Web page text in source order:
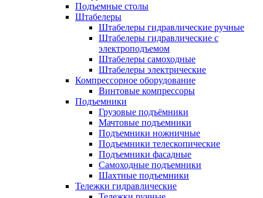
Подъемные столы
Штабелеры
Штабелеры гидравлические ручные
Штабелеры гидравлические с
электроподъемом
Штабелеры самоходные
Штабелеры электрические
Компрессорное оборудование
Винтовые компрессоры
Подъемники
Грузовые подъёмники
Мачтовые подъемники
Подъемники ножничные
Подъемники телескопические
Подъемники фасадные
Самоходные подъемники
Шахтные подъемники
Тележки гидравлические